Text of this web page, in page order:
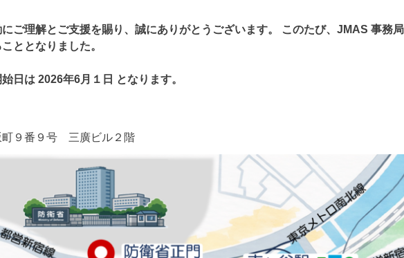
ご理解とご支援を賜り、誠にありがとうございます。
このたび、JMAS 事務
ととなりました。
日は 2026年6月１日 となります。
町９番９号 三廣ビル２階